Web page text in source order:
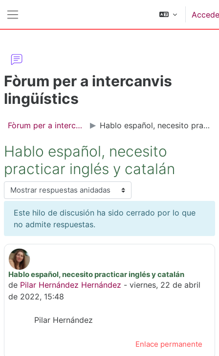
Fòrum per a intercanvis
lingüístics
Fòrum per a intercanvis lingüístics Hablo español, necesito practicar inglés y catalán
Hablo español, necesito
practicar inglés y catalán
Mostrar modo
Este hilo de discusión ha sido cerrado por lo que
no admite respuestas.
Hablo español, necesito practicar inglés y catalán
de Pilar Hernández Hernández - viernes, 22 de abril
de 2022, 15:48
Número de respuestas: 0
Pilar Hernández
Enlace permanente